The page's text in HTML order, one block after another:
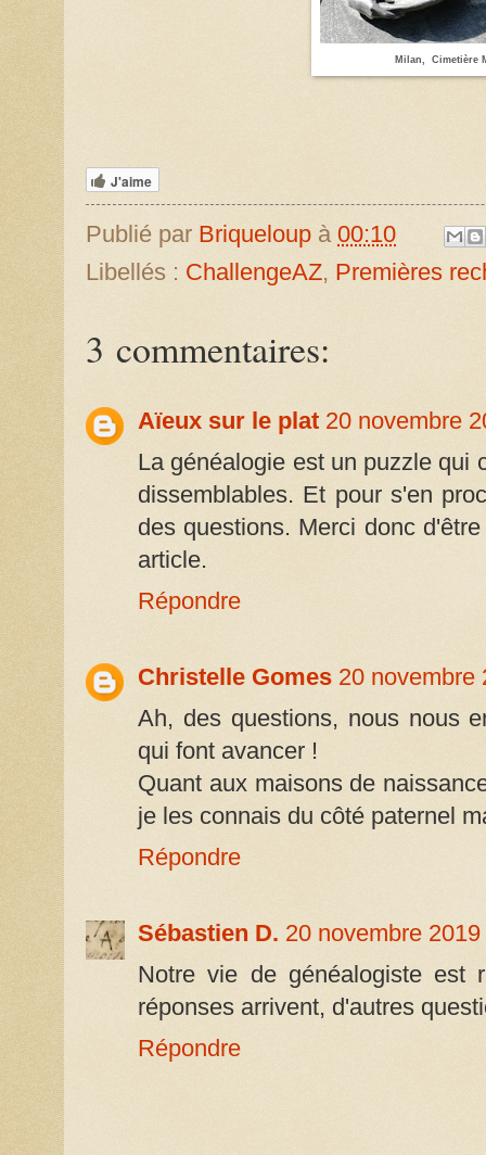
Milan, Cimetière
J'aime
Publié par Briqueloup à 00:10
Libellés : ChallengeAZ, Premières
3 commentaires:
Aïeux sur le plat 20 novembre
La généalogie est un puzzle qui
dissemblables. Et pour s'en
des questions. Merci donc
article.
Répondre
Christelle Gomes 20 novembre
Ah, des questions, nous nous
qui font avancer !
Quant aux maisons de
je les connais du côté paternel
Répondre
Sébastien D. 20 novembre
Notre vie de généalogiste est
réponses arrivent, d'autres
Répondre